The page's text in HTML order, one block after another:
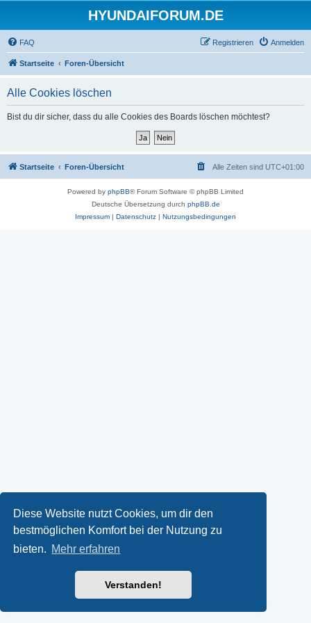
Diese Website nutzt Cookies, um dir den
bestmöglichen Komfort bei der Nutzung zu
bieten. Mehr erfahren
Verstanden!
HYUNDAIFORUM.DE
FAQ Anmelden
Registrieren
Startseite Foren-Übersicht
Alle Cookies löschen
Bist du dir sicher, dass du alle Cookies des Boards löschen möchtest?
Startseite Foren-Übersicht Alle Zeiten sind UTC+01:00
Powered by phpBB® Forum Software © phpBB Limited
Deutsche Übersetzung durch phpBB.de
Impressum | Datenschutz | Nutzungsbedingungen